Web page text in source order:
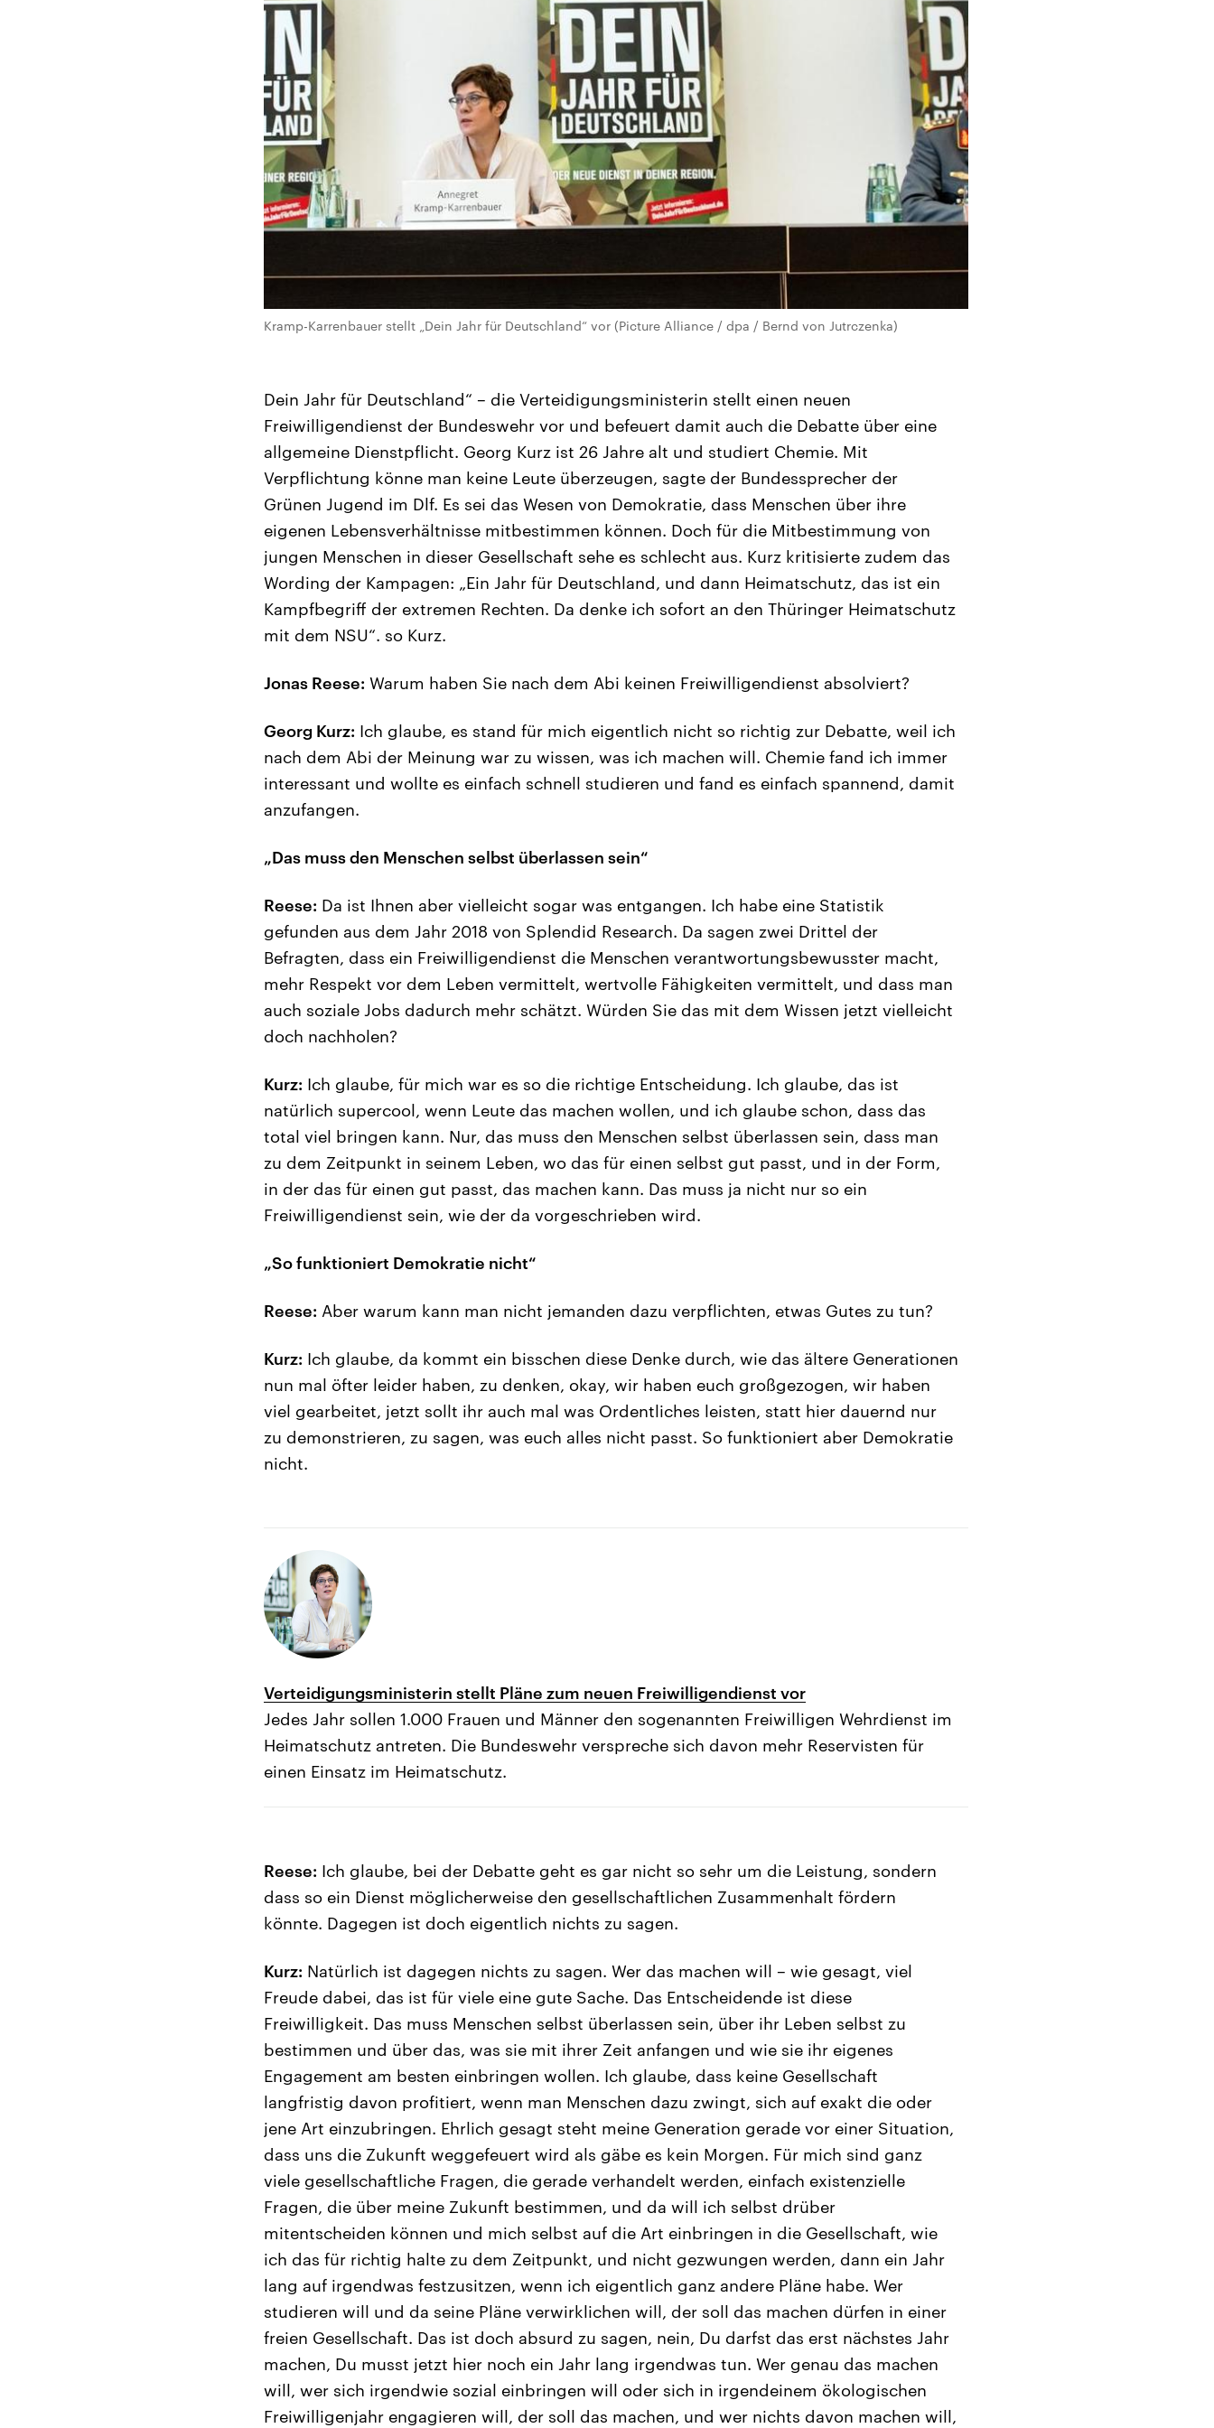
Kramp-Karrenbauer stellt „Dein Jahr für Deutschland“ vor (Picture Alliance / dpa / Bernd von Jutrczenka)
Dein Jahr für Deutschland“ – die Verteidigungsministerin stellt einen neuen
Freiwilligendienst der Bundeswehr vor und befeuert damit auch die Debatte über eine
allgemeine Dienstpflicht. Georg Kurz ist 26 Jahre alt und studiert Chemie. Mit
Verpflichtung könne man keine Leute überzeugen, sagte der Bundessprecher der
Grünen Jugend im Dlf. Es sei das Wesen von Demokratie, dass Menschen über ihre
eigenen Lebensverhältnisse mitbestimmen können. Doch für die Mitbestimmung von
jungen Menschen in dieser Gesellschaft sehe es schlecht aus. Kurz kritisierte zudem das
Wording der Kampagen: „Ein Jahr für Deutschland, und dann Heimatschutz, das ist ein
Kampfbegriff der extremen Rechten. Da denke ich sofort an den Thüringer Heimatschutz
mit dem NSU“. so Kurz.
Jonas Reese: Warum haben Sie nach dem Abi keinen Freiwilligendienst absolviert?
Georg Kurz: Ich glaube, es stand für mich eigentlich nicht so richtig zur Debatte, weil ich
nach dem Abi der Meinung war zu wissen, was ich machen will. Chemie fand ich immer
interessant und wollte es einfach schnell studieren und fand es einfach spannend, damit
anzufangen.
„Das muss den Menschen selbst überlassen sein“
Reese: Da ist Ihnen aber vielleicht sogar was entgangen. Ich habe eine Statistik
gefunden aus dem Jahr 2018 von Splendid Research. Da sagen zwei Drittel der
Befragten, dass ein Freiwilligendienst die Menschen verantwortungsbewusster macht,
mehr Respekt vor dem Leben vermittelt, wertvolle Fähigkeiten vermittelt, und dass man
auch soziale Jobs dadurch mehr schätzt. Würden Sie das mit dem Wissen jetzt vielleicht
doch nachholen?
Kurz: Ich glaube, für mich war es so die richtige Entscheidung. Ich glaube, das ist
natürlich supercool, wenn Leute das machen wollen, und ich glaube schon, dass das
total viel bringen kann. Nur, das muss den Menschen selbst überlassen sein, dass man
zu dem Zeitpunkt in seinem Leben, wo das für einen selbst gut passt, und in der Form,
in der das für einen gut passt, das machen kann. Das muss ja nicht nur so ein
Freiwilligendienst sein, wie der da vorgeschrieben wird.
„So funktioniert Demokratie nicht“
Reese: Aber warum kann man nicht jemanden dazu verpflichten, etwas Gutes zu tun?
Kurz: Ich glaube, da kommt ein bisschen diese Denke durch, wie das ältere Generationen
nun mal öfter leider haben, zu denken, okay, wir haben euch großgezogen, wir haben
viel gearbeitet, jetzt sollt ihr auch mal was Ordentliches leisten, statt hier dauernd nur
zu demonstrieren, zu sagen, was euch alles nicht passt. So funktioniert aber Demokratie
nicht.
Verteidigungsministerin stellt Pläne zum neuen Freiwilligendienst vor
Jedes Jahr sollen 1.000 Frauen und Männer den sogenannten Freiwilligen Wehrdienst im
Heimatschutz antreten. Die Bundeswehr verspreche sich davon mehr Reservisten für
einen Einsatz im Heimatschutz.
Reese: Ich glaube, bei der Debatte geht es gar nicht so sehr um die Leistung, sondern
dass so ein Dienst möglicherweise den gesellschaftlichen Zusammenhalt fördern
könnte. Dagegen ist doch eigentlich nichts zu sagen.
Kurz: Natürlich ist dagegen nichts zu sagen. Wer das machen will – wie gesagt, viel
Freude dabei, das ist für viele eine gute Sache. Das Entscheidende ist diese
Freiwilligkeit. Das muss Menschen selbst überlassen sein, über ihr Leben selbst zu
bestimmen und über das, was sie mit ihrer Zeit anfangen und wie sie ihr eigenes
Engagement am besten einbringen wollen. Ich glaube, dass keine Gesellschaft
langfristig davon profitiert, wenn man Menschen dazu zwingt, sich auf exakt die oder
jene Art einzubringen. Ehrlich gesagt steht meine Generation gerade vor einer Situation,
dass uns die Zukunft weggefeuert wird als gäbe es kein Morgen. Für mich sind ganz
viele gesellschaftliche Fragen, die gerade verhandelt werden, einfach existenzielle
Fragen, die über meine Zukunft bestimmen, und da will ich selbst drüber
mitentscheiden können und mich selbst auf die Art einbringen in die Gesellschaft, wie
ich das für richtig halte zu dem Zeitpunkt, und nicht gezwungen werden, dann ein Jahr
lang auf irgendwas festzusitzen, wenn ich eigentlich ganz andere Pläne habe. Wer
studieren will und da seine Pläne verwirklichen will, der soll das machen dürfen in einer
freien Gesellschaft. Das ist doch absurd zu sagen, nein, Du darfst das erst nächstes Jahr
machen, Du musst jetzt hier noch ein Jahr lang irgendwas tun. Wer genau das machen
will, wer sich irgendwie sozial einbringen will oder sich in irgendeinem ökologischen
Freiwilligenjahr engagieren will, der soll das machen, und wer nichts davon machen will,